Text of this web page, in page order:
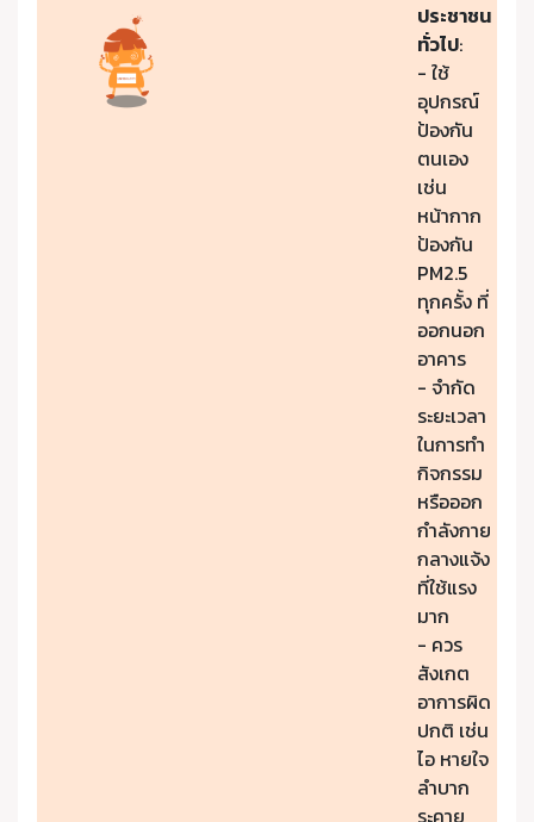
ประชาชน
ทั่วไป:
- ใช้
อุปกรณ์
ป้องกัน
ตนเอง
เช่น
หน้ากาก
ป้องกัน
PM2.5
ทุกครั้ง ที่
ออกนอก
อาคาร
- จำกัด
ระยะเวลา
ในการทำ
กิจกรรม
หรือออก
กำลังกาย
กลางแจ้ง
ที่ใช้แรง
มาก
- ควร
สังเกต
อาการผิด
ปกติ เช่น
ไอ หายใจ
ลำบาก